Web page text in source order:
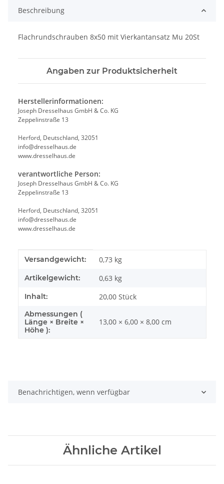
Beschreibung
Flachrundschrauben 8x50 mit Vierkantansatz Mu 20St
Angaben zur Produktsicherheit
Herstellerinformationen:
Joseph Dresselhaus GmbH & Co. KG
Zeppelinstraße 13
Herford, Deutschland, 32051
info@dresselhaus.de
www.dresselhaus.de
verantwortliche Person:
Joseph Dresselhaus GmbH & Co. KG
Zeppelinstraße 13
Herford, Deutschland, 32051
info@dresselhaus.de
www.dresselhaus.de
Produkteigenschaft
Wert
Versandgewicht: 0,73 kg
Artikelgewicht: 0,63 kg
Inhalt: 20,00 Stück
Abmessungen (
Länge × Breite ×
Höhe ):
13,00 × 6,00 × 8,00 cm
Benachrichtigen, wenn verfügbar
Ähnliche Artikel